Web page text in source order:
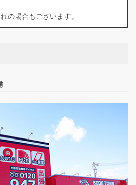
の場合もございます。